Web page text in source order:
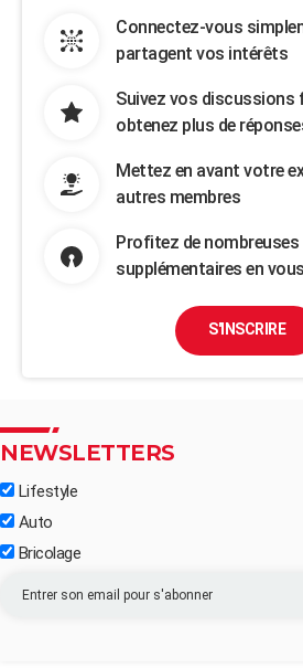
Connectez-vous
partagent vos intérêts
Suivez vos discussions
obtenez plus de
Mettez en avant votre
autres membres
Profitez de
supplémentaires en
S'INSCRIRE
NEWSLETTERS
Lifestyle
Auto
Bricolage